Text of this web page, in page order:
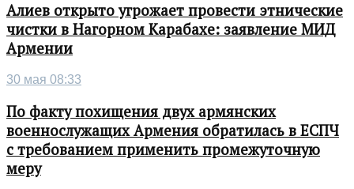
Алиев открыто угрожает провести этнические
чистки в Нагорном Карабахе: заявление МИД
Армении
30 мая 08:33
По факту похищения двух армянских
военнослужащих Армения обратилась в ЕСПЧ
с требованием применить промежуточную
меру